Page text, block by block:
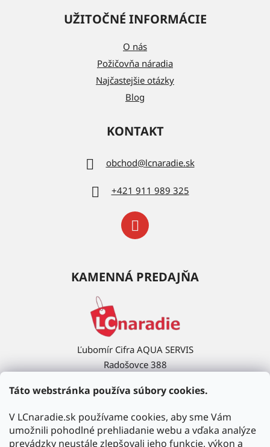
Táto webstránka používa súbory cookies.
V LCnaradie.sk používame cookies, aby sme Vám
umožnili pohodlné prehliadanie webu a vďaka analýze
prevádzky neustále zlepšovali jeho funkcie, výkon a
UŽITOČNÉ INFORMÁCIE
O nás
Požičovňa náradia
Najčastejšie otázky
Blog
KONTAKT
obchod@lcnaradie.sk
+421 911 989 325
KAMENNÁ PREDAJŇA
Ľubomír Cifra AQUA SERVIS
Radošovce 388